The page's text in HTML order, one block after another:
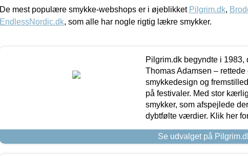
De mest populære smykke-webshops er i øjeblikket Pilgrim.dk,
EndlessNordic.dk, som alle har nogle rigtig lækre smykker.
Pilgrim.dk begyndte i 1983,
Thomas Adamsen –
smykkedesign og
på festivaler. Med stor
smykker, som afspejlede
dybtfølte værdier. Klik her
Se udvalget på